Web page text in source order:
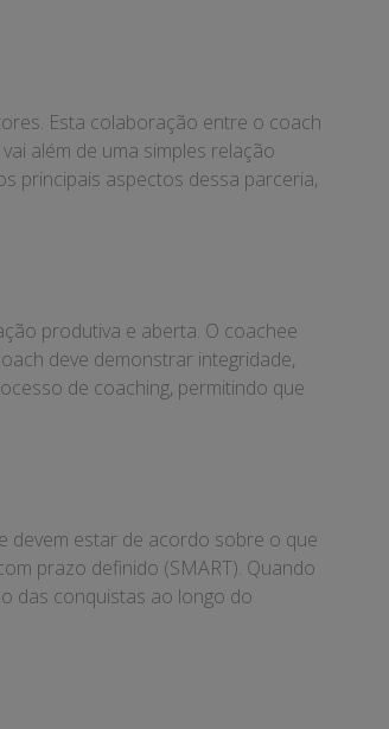
Esta colaboração entre o coach
além de uma simples relação
principais aspectos dessa parceria,
produtiva e aberta. O coachee
deve demonstrar integridade,
de coaching, permitindo que
devem estar de acordo sobre o que
prazo definido (SMART). Quando
das conquistas ao longo do